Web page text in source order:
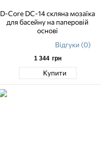
D-Core DC-14 скляна мозаїка
для басейну на паперовій
основі
Відгуки (0)
1 344 грн
Купити